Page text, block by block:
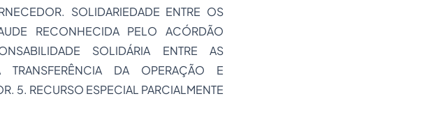
SOLIDARIEDADE ENTRE OS
RECONHECIDA PELO ACÓRDÃO
SOLIDÁRIA ENTRE AS
TRANSFERÊNCIA DA OPERAÇÃO E
5. RECURSO ESPECIAL PARCIALMENTE